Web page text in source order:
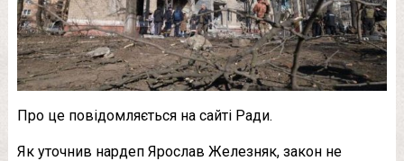
Про це повідомляється на сайті Ради.
Як уточнив нардеп Ярослав Железняк, закон не